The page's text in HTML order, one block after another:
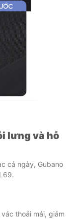
lưng và hỗ
cả ngày, Gubano
thoải mái, giảm